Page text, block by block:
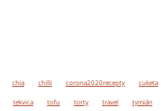
chia chilli corona2020recepty cuketa
tekvica tofu torty travel tymián